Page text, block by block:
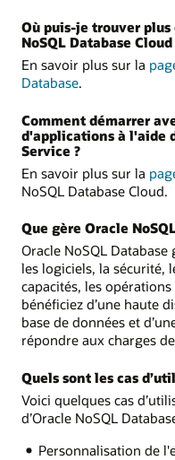
Où puis-je trouver
NoSQL Database
En savoir plus sur la
Database.
Comment démarrer
d'applications à l'aide
Service ?
En savoir plus sur la
NoSQL Database Cloud.
Que gère Oracle
Oracle NoSQL
les logiciels, la sécurité,
capacités, les
bénéficiez d’une haute
base de données et
répondre aux charges
Quels sont les cas
Voici quelques cas
d’Oracle NoSQL
Personnalisation de